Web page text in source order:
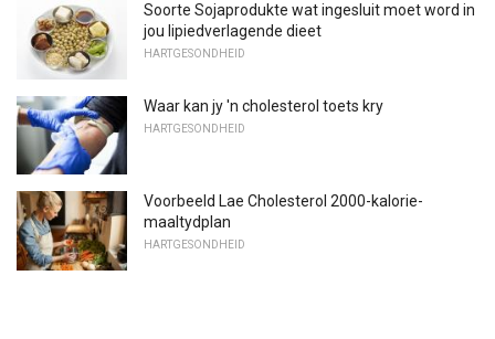
Soorte Sojaprodukte wat ingesluit moet word in
jou lipiedverlagende dieet
HARTGESONDHEID
Waar kan jy 'n cholesterol toets kry
HARTGESONDHEID
Voorbeeld Lae Cholesterol 2000-kalorie-
maaltydplan
HARTGESONDHEID